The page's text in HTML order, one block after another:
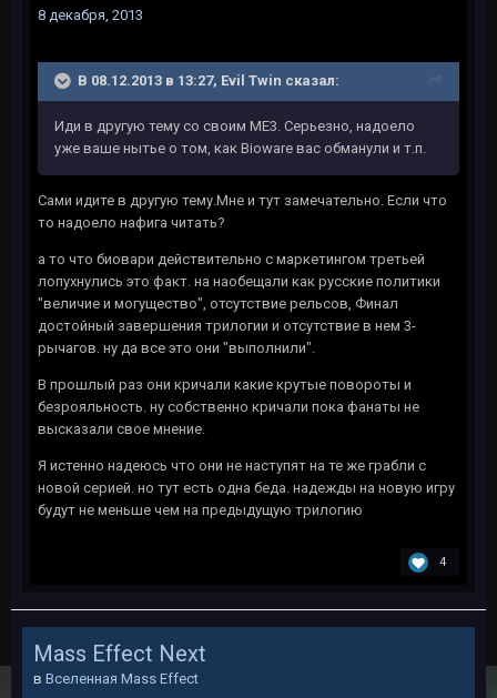
8 декабря, 2013
В 08.12.2013 в 13:27, Evil Twin сказал:
Иди в другую тему со своим ME3. Серьезно, надоело
уже ваше нытье о том, как Bioware вас обманули и т.п.
Сами идите в другую тему.Мне и тут замечательно. Если что
то надоело нафига читать?
а то что биовари действительно с маркетингом третьей
лопухнулись это факт. на наобещали как русские политики
"величие и могущество", отсутствие рельсов, Финал
достойный завершения трилогии и отсутствие в нем 3-
рычагов. ну да все это они "выполнили".
В прошлый раз они кричали какие крутые повороты и
безрояльность. ну собственно кричали пока фанаты не
высказали свое мнение.
Я истенно надеюсь что они не наступят на те же грабли с
новой серией. но тут есть одна беда. надежды на новую игру
будут не меньше чем на предыдущую трилогию
4
Mass Effect Next
в Вселенная Mass Effect